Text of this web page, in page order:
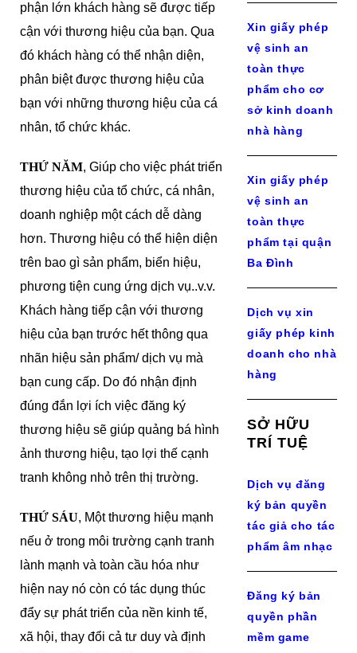
phận lớn khách hàng sẽ được tiếp
cận với thương hiệu của bạn. Qua
đó khách hàng có thể nhận diện,
phân biệt được thương hiệu của
bạn với những thương hiệu của cá
nhân, tổ chức khác.
THỨ NĂM, Giúp cho việc phát triển
thương hiệu của tổ chức, cá nhân,
doanh nghiệp một cách dễ dàng
hơn. Thương hiệu có thể hiện diện
trên bao gì sản phẩm, biển hiệu,
phương tiện cung ứng dịch vụ..v.v.
Khách hàng tiếp cận với thương
hiệu của bạn trước hết thông qua
nhãn hiệu sản phẩm/ dịch vụ mà
bạn cung cấp. Do đó nhận định
đúng đắn lợi ích việc đăng ký
thương hiệu sẽ giúp quảng bá hình
ảnh thương hiệu, tạo lợi thế cạnh
tranh không nhỏ trên thị trường.
THỨ SÁU, Một thương hiệu mạnh
nếu ở trong môi trường cạnh tranh
lành mạnh và toàn cầu hóa như
hiện nay nó còn có tác dụng thúc
đẩy sự phát triển của nền kinh tế,
xã hội, thay đổi cả tư duy và định
Xin giấy phép
vệ sinh an
toàn thực
phẩm cho cơ
sở kinh doanh
nhà hàng
Xin giấy phép
vệ sinh an
toàn thực
phẩm tại quận
Ba Đình
Dịch vụ xin
giấy phép kinh
doanh cho nhà
hàng
SỞ HỮU
TRÍ TUỆ
Dịch vụ đăng
ký bản quyền
tác giả cho tác
phẩm âm nhạc
Đăng ký bản
quyền phần
mềm game